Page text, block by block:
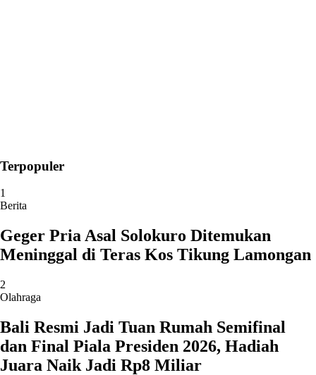
Terpopuler
1
Berita
Geger Pria Asal Solokuro Ditemukan
Meninggal di Teras Kos Tikung Lamongan
2
Olahraga
Bali Resmi Jadi Tuan Rumah Semifinal
dan Final Piala Presiden 2026, Hadiah
Juara Naik Jadi Rp8 Miliar